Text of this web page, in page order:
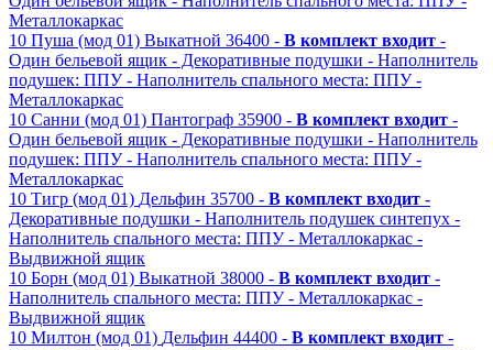
Металлокаркас
10 Пуша (мод 01) Выкатной 36400 - В комплект входит -
Один бельевой ящик - Декоративные подушки - Наполнитель
подушек: ППУ - Наполнитель спального места: ППУ -
Металлокаркас
10 Санни (мод 01) Пантограф 35900 - В комплект входит -
Один бельевой ящик - Декоративные подушки - Наполнитель
подушек: ППУ - Наполнитель спального места: ППУ -
Металлокаркас
10 Тигр (мод 01) Дельфин 35700 - В комплект входит -
Декоративные подушки - Наполнитель подушек синтепух -
Наполнитель спального места: ППУ - Металлокаркас -
Выдвижной ящик
10 Борн (мод 01) Выкатной 38000 - В комплект входит -
Наполнитель спального места: ППУ - Металлокаркас -
Выдвижной ящик
10 Милтон (мод 01) Дельфин 44400 - В комплект входит -